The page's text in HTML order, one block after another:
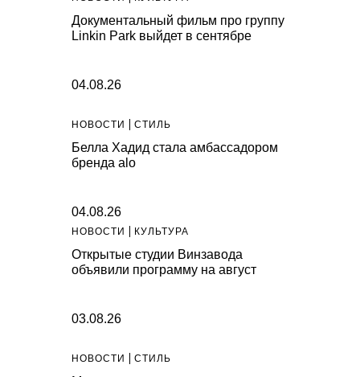
Документальный фильм про группу
Linkin Park выйдет в сентябре
04.08.26
НОВОСТИ СТИЛЬ
Белла Хадид стала амбассадором
бренда alo
04.08.26
НОВОСТИ КУЛЬТУРА
Открытые студии Винзавода
объявили программу на август
03.08.26
НОВОСТИ СТИЛЬ